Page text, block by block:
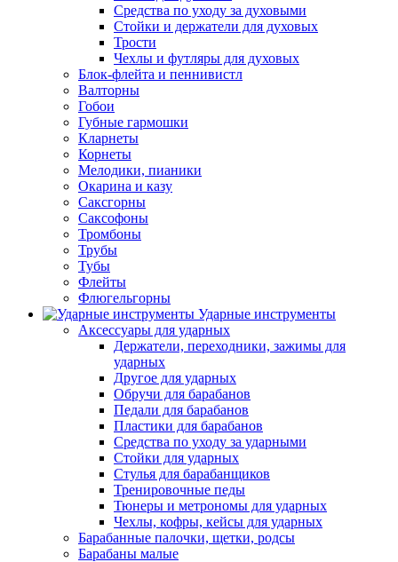
Средства по уходу за духовыми
Стойки и держатели для духовых
Трости
Чехлы и футляры для духовых
Блок-флейта и пеннивистл
Валторны
Гобои
Губные гармошки
Кларнеты
Корнеты
Мелодики, пианики
Окарина и казу
Саксгорны
Саксофоны
Тромбоны
Трубы
Тубы
Флейты
Флюгельгорны
Ударные инструменты
Аксессуары для ударных
Держатели, переходники, зажимы для
ударных
Другое для ударных
Обручи для барабанов
Педали для барабанов
Пластики для барабанов
Средства по уходу за ударными
Стойки для ударных
Стулья для барабанщиков
Тренировочные педы
Тюнеры и метрономы для ударных
Чехлы, кофры, кейсы для ударных
Барабанные палочки, щетки, родсы
Барабаны малые